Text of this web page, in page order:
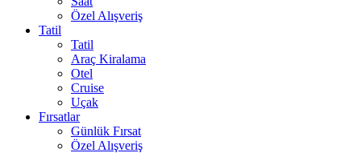
Özel Alışveriş
Tatil
Tatil
Araç Kiralama
Otel
Cruise
Uçak
Fırsatlar
Günlük Fırsat
Özel Alışveriş